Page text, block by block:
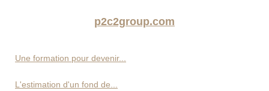
p2c2group.com
Une formation pour devenir...
L'estimation d'un fond de...